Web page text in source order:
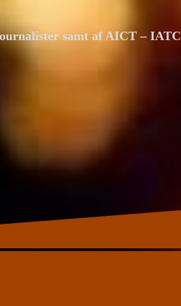
samt af AICT –